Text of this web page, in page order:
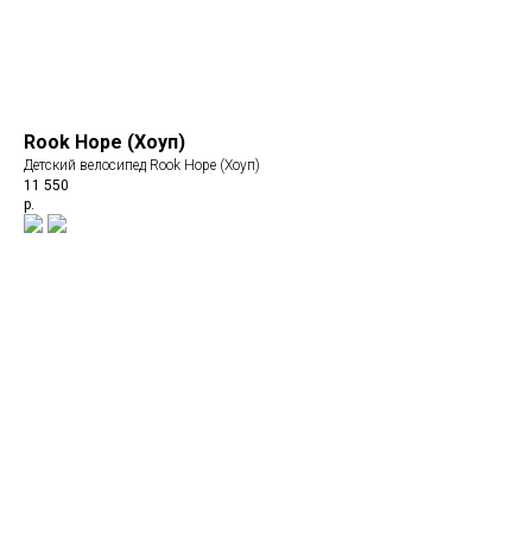
Rook Hope (Хоуп)
Детский велосипед Rook Hope (Хоуп)
11 550
р.